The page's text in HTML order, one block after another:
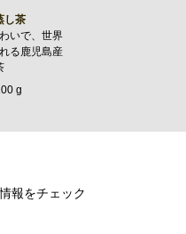
し茶
いで、世界
る鹿児島産
g
報をチェック